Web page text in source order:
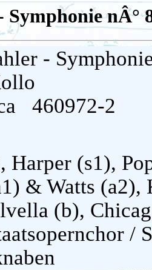
Symphonie nÂ°
-
460972-2
Harper (s1),
& Watts
(b),
/